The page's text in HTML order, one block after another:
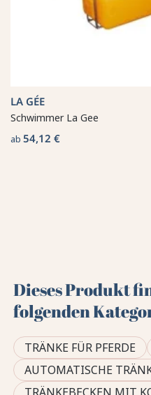
LA GÉE
Schwimmer La Gee
ab 54,12 €
Dieses Produkt
folgenden
TRÄNKE FÜR PFERDE
AUTOMATISCHE